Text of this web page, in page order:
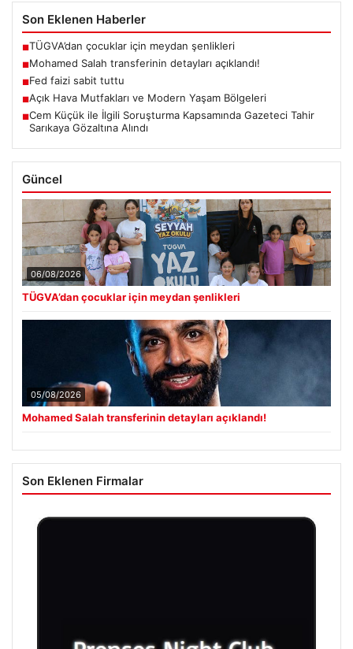
Son Eklenen Haberler
■TÜGVA’dan çocuklar için meydan şenlikleri
■Mohamed Salah transferinin detayları açıklandı!
■Fed faizi sabit tuttu
■Açık Hava Mutfakları ve Modern Yaşam Bölgeleri
■Cem Küçük ile İlgili Soruşturma Kapsamında Gazeteci Tahir
Sarıkaya Gözaltına Alındı
Güncel
06/08/2026
TÜGVA’dan çocuklar için meydan şenlikleri
05/08/2026
Mohamed Salah transferinin detayları açıklandı!
Son Eklenen Firmalar